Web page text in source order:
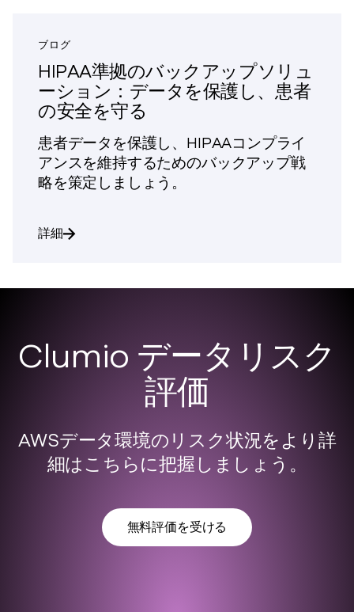
ブログ
HIPAA準拠のバックアップソリュ
ーション：データを保護し、患者
の安全を守る
患者データを保護し、HIPAAコンプライ
アンスを維持するためのバックアップ戦
略を策定しましょう。
詳細はこちら HIPAA準拠のバックアップソリューショ
Clumio データリスク
評価
AWSデータ環境のリスク状況をより詳
細はこちらに把握しましょう。
無料評価を受ける